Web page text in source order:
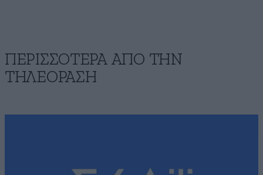
ΠΕΡΙΣΣΟΤΕΡΑ ΑΠΟ ΤΗΝ
ΤΗΛΕΟΡΑΣΗ